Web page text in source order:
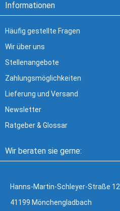
Informationen
Häufig gestellte Fragen
Wir über uns
Stellenangebote
Zahlungsmöglichkeiten
Lieferung und Versand
Newsletter
Ratgeber & Glossar
Wir beraten sie gerne:
Hanns-Martin-Schleyer-Straße 12
41199 Mönchengladbach